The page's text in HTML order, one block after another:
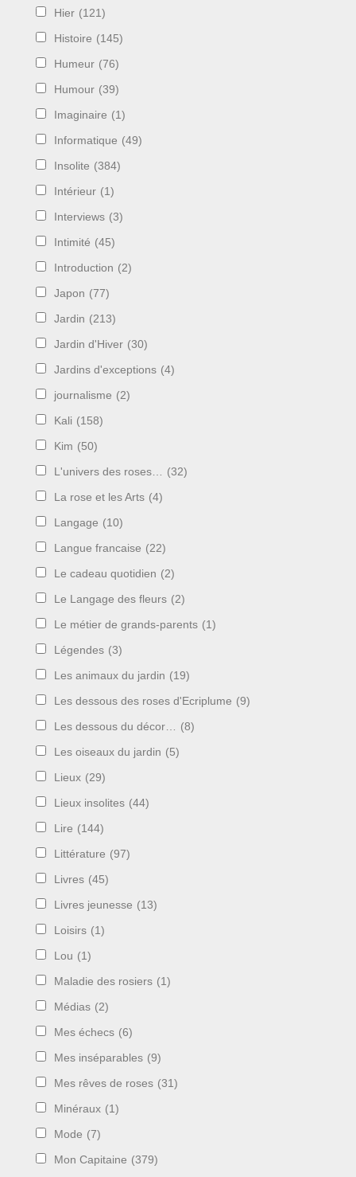
Hier (121)
Histoire (145)
Humeur (76)
Humour (39)
Imaginaire (1)
Informatique (49)
Insolite (384)
Intérieur (1)
Interviews (3)
Intimité (45)
Introduction (2)
Japon (77)
Jardin (213)
Jardin d'Hiver (30)
Jardins d'exceptions (4)
journalisme (2)
Kali (158)
Kim (50)
L'univers des roses… (32)
La rose et les Arts (4)
Langage (10)
Langue francaise (22)
Le cadeau quotidien (2)
Le Langage des fleurs (2)
Le métier de grands-parents (1)
Légendes (3)
Les animaux du jardin (19)
Les dessous des roses d'Ecriplume (9)
Les dessous du décor… (8)
Les oiseaux du jardin (5)
Lieux (29)
Lieux insolites (44)
Lire (144)
Littérature (97)
Livres (45)
Livres jeunesse (13)
Loisirs (1)
Lou (1)
Maladie des rosiers (1)
Médias (2)
Mes échecs (6)
Mes inséparables (9)
Mes rêves de roses (31)
Minéraux (1)
Mode (7)
Mon Capitaine (379)